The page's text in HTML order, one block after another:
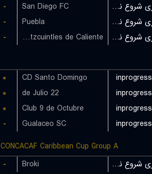
- San Diego FC بازی شروع نشده است
- Puebla بازی شروع نشده است
- Club Tijuana Xoloitzcuintles de Caliente بازی شروع نشده است
۰ CD Santo Domingo inprogress
۰ 22 de Julio inprogress
۰ Club 9 de Octubre inprogress
- Gualaceo SC inprogress
CONCACAF Caribbean Cup Group A
- Broki بازی شروع نشده است